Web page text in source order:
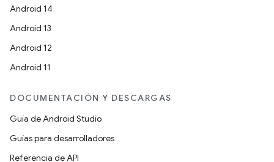
Android 14
Android 13
Android 12
Android 11
DOCUMENTACIÓN Y DESCARGAS
Guía de Android Studio
Guías para desarrolladores
Referencia de API